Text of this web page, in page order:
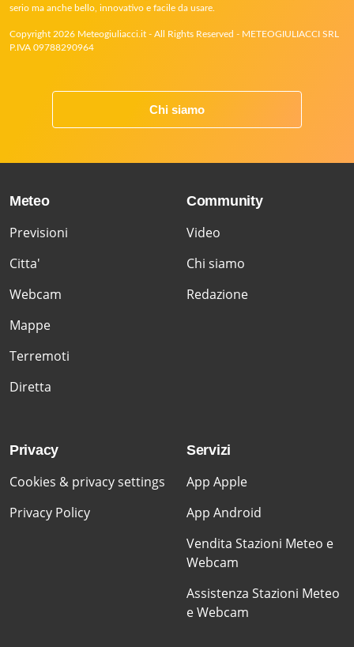
serio ma anche bello, innovativo e facile da usare.
Copyright 2026 Meteogiuliacci.it - All Rights Reserved - METEOGIULIACCI SRL
P.IVA 09788290964
Chi siamo
Meteo
Previsioni
Citta'
Webcam
Mappe
Terremoti
Diretta
Community
Video
Chi siamo
Redazione
Privacy
Cookies & privacy settings
Privacy Policy
Servizi
App Apple
App Android
Vendita Stazioni Meteo e
Webcam
Assistenza Stazioni Meteo
e Webcam